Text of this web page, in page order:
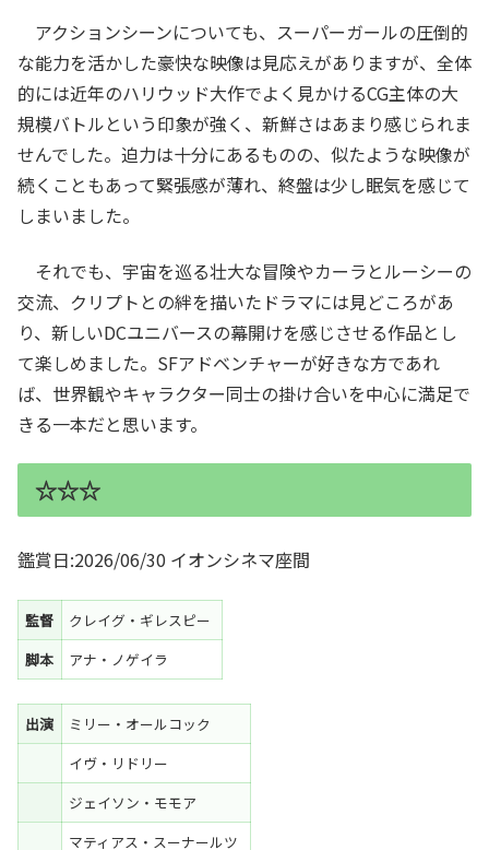
アクションシーンについても、スーパーガールの圧倒的
な能力を活かした豪快な映像は見応えがありますが、全体
的には近年のハリウッド大作でよく見かけるCG主体の大
規模バトルという印象が強く、新鮮さはあまり感じられま
せんでした。迫力は十分にあるものの、似たような映像が
続くこともあって緊張感が薄れ、終盤は少し眠気を感じて
しまいました。
それでも、宇宙を巡る壮大な冒険やカーラとルーシーの
交流、クリプトとの絆を描いたドラマには見どころがあ
り、新しいDCユニバースの幕開けを感じさせる作品とし
て楽しめました。SFアドベンチャーが好きな方であれ
ば、世界観やキャラクター同士の掛け合いを中心に満足で
きる一本だと思います。
☆☆☆
鑑賞日:2026/06/30 イオンシネマ座間
監督
クレイグ・ギレスピー
脚本
アナ・ノゲイラ
出演
ミリー・オールコック
イヴ・リドリー
ジェイソン・モモア
マティアス・スーナールツ